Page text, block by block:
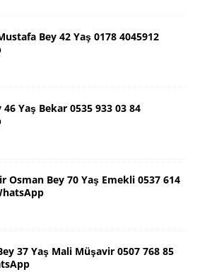
Bey 42 Yaş 0178 4045912
46 Yaş Bekar 0535 933 03 84
Osman Bey 70 Yaş Emekli 0537 614
37 Yaş Mali Müşavir 0507 768 85